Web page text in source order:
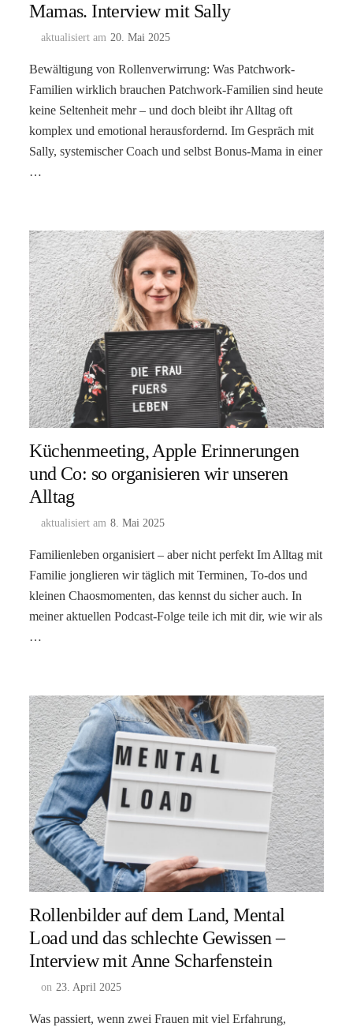
Mamas. Interview mit Sally
aktualisiert am 20. Mai 2025
Bewältigung von Rollenverwirrung: Was Patchwork-
Familien wirklich brauchen Patchwork-Familien sind heute
keine Seltenheit mehr – und doch bleibt ihr Alltag oft
komplex und emotional herausfordernd. Im Gespräch mit
Sally, systemischer Coach und selbst Bonus-Mama in einer
…
Küchenmeeting, Apple Erinnerungen
und Co: so organisieren wir unseren
Alltag
aktualisiert am 8. Mai 2025
Familienleben organisiert – aber nicht perfekt Im Alltag mit
Familie jonglieren wir täglich mit Terminen, To-dos und
kleinen Chaosmomenten, das kennst du sicher auch. In
meiner aktuellen Podcast-Folge teile ich mit dir, wie wir als
…
Rollenbilder auf dem Land, Mental
Load und das schlechte Gewissen –
Interview mit Anne Scharfenstein
on 23. April 2025
Was passiert, wenn zwei Frauen mit viel Erfahrung,